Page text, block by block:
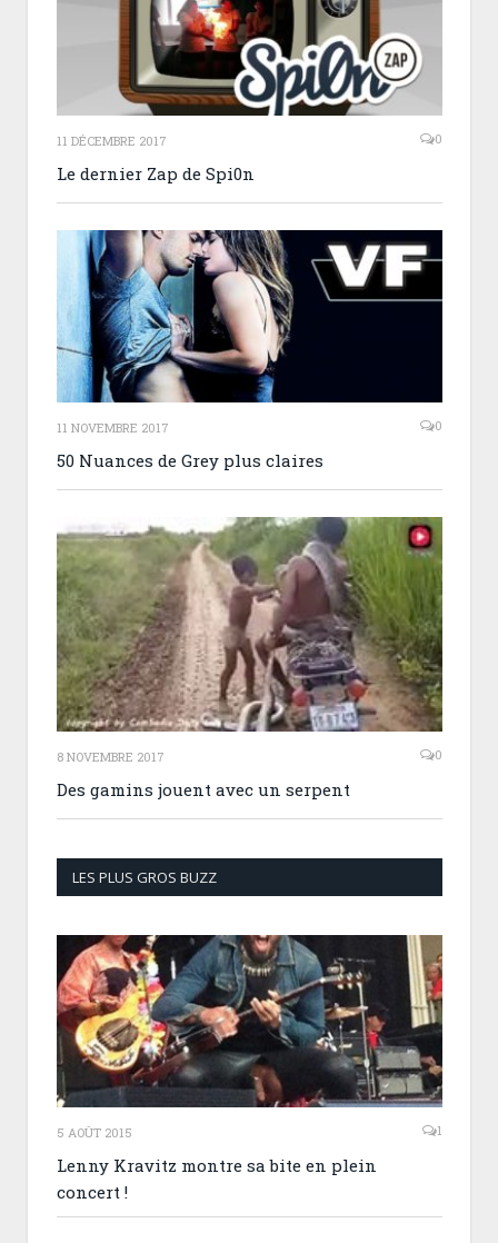
11 DÉCEMBRE 2017 0
Le dernier Zap de Spi0n
11 NOVEMBRE 2017 0
50 Nuances de Grey plus claires
8 NOVEMBRE 2017 0
Des gamins jouent avec un serpent
LES PLUS GROS BUZZ
5 AOÛT 2015 1
Lenny Kravitz montre sa bite en plein
concert !